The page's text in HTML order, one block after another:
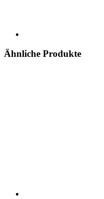
Ähnliche Produkte